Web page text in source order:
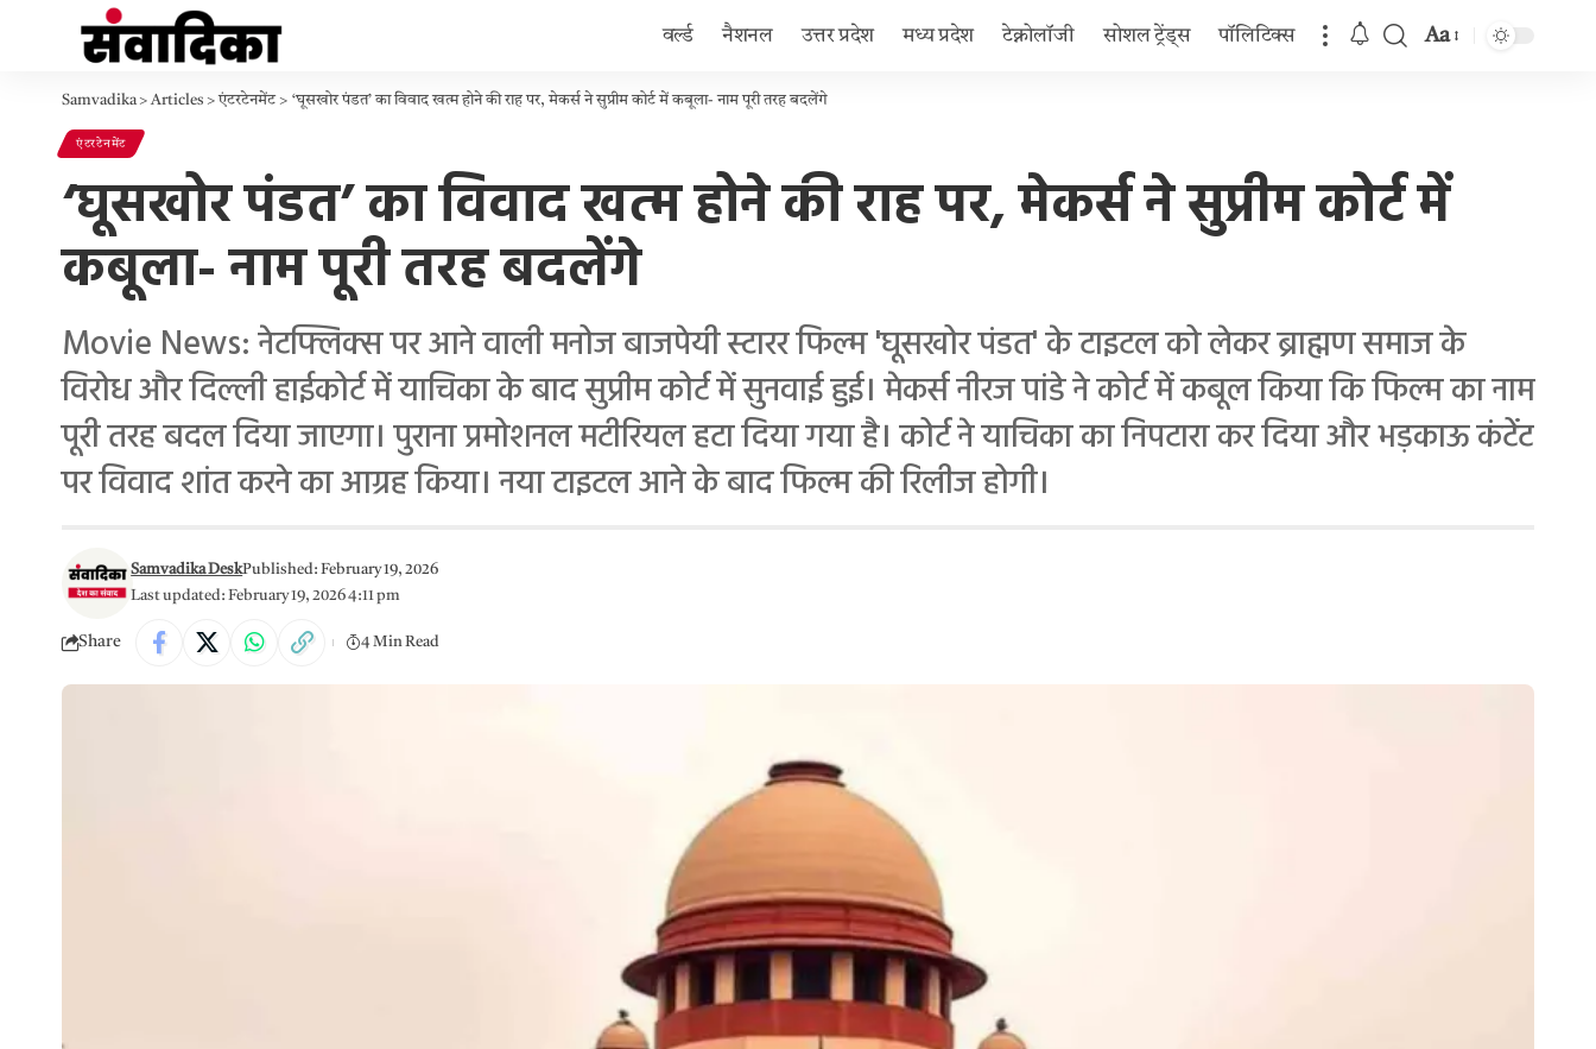
वर्ल्ड नैशनल उत्तर प्रदेश मध्य प्रदेश टेक्नोलॉजी सोशल ट्रेंड्स पॉलिटिक्स Aa
Samvadika>Articles >एंटरटेनमेंट> ‘घूसखोर पंडत’ का विवाद खत्म होने की राह पर, मेकर्स ने सुप्रीम कोर्ट में कबूला- नाम पूरी तरह बदलेंगे
एंटरटेनमेंट
‘घूसखोर पंडत’ का विवाद खत्म होने की राह पर, मेकर्स ने सुप्रीम कोर्ट में
कबूला- नाम पूरी तरह बदलेंगे
Movie News: नेटफ्लिक्स पर आने वाली मनोज बाजपेयी स्टारर फिल्म 'घूसखोर पंडत' के टाइटल को लेकर ब्राह्मण समाज के
विरोध और दिल्ली हाईकोर्ट में याचिका के बाद सुप्रीम कोर्ट में सुनवाई हुई। मेकर्स नीरज पांडे ने कोर्ट में कबूल किया कि फिल्म का नाम
पूरी तरह बदल दिया जाएगा। पुराना प्रमोशनल मटीरियल हटा दिया गया है। कोर्ट ने याचिका का निपटारा कर दिया और भड़काऊ कंटेंट
पर विवाद शांत करने का आग्रह किया। नया टाइटल आने के बाद फिल्म की रिलीज होगी।
Last updated: February 19, 2026 4:11 pm
Samvadika DeskPublished: February 19, 2026
Share 4 Min Read